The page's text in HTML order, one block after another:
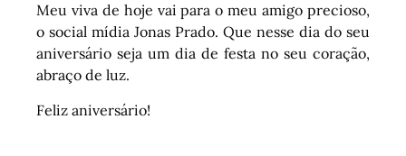
Meu viva de hoje vai para o meu amigo precioso,
o social mídia Jonas Prado. Que nesse dia do seu
aniversário seja um dia de festa no seu coração,
abraço de luz.
Feliz aniversário!